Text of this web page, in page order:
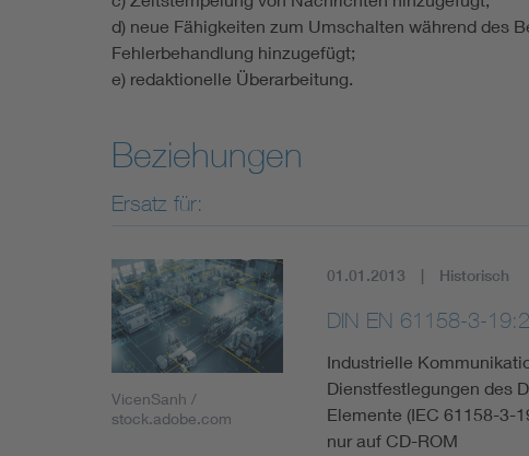
d) neue Fähigkeiten zum Umschalten während des
Fehlerbehandlung hinzugefügt;
e) redaktionelle Überarbeitung.
Beziehungen
Ersatz für:
VicenSanh /
stock.adobe.com
01.01.2013 Historisch
DIN EN 61158-3-
Industrielle
Dienstfestlegungen des
Elemente (IEC 61158-3-
nur auf CD-ROM